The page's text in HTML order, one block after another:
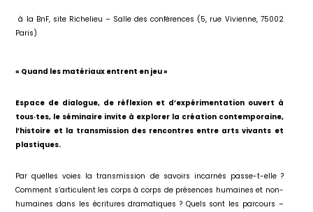
à la BnF, site Richelieu – Salle des conférences (5, rue Vivienne, 75002
Paris)
« Quand les matériaux entrent en jeu »
Espace de dialogue, de réflexion et d’expérimentation ouvert à
tous·tes, le séminaire invite à explorer la création contemporaine,
l’histoire et la transmission des rencontres entre arts vivants et
plastiques.
Par quelles voies la transmission de savoirs incarnés passe-t-elle ?
Comment s’articulent les corps à corps de présences humaines et non-
humaines dans les écritures dramatiques ? Quels sont les parcours –